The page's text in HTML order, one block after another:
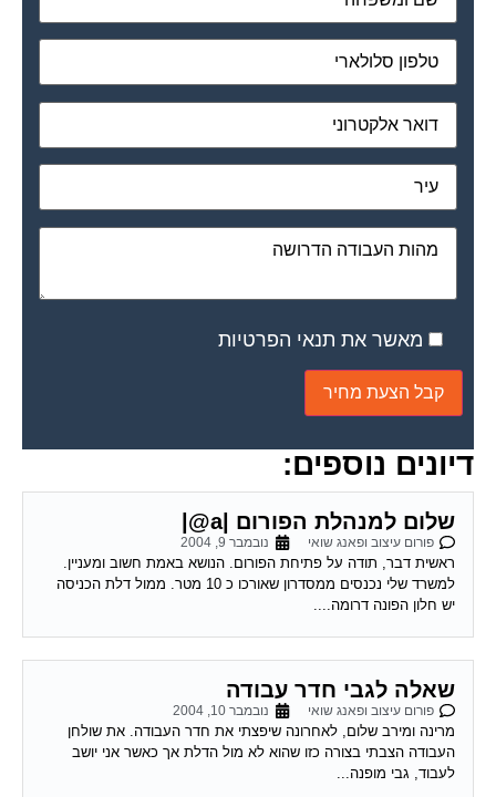
מאשר את תנאי הפרטיות
דיונים נוספים:
שלום למנהלת הפורום |a@|
פורום עיצוב ופאנג שואי נובמבר 9, 2004
ראשית דבר, תודה על פתיחת הפורום. הנושא באמת חשוב ומעניין.
למשרד שלי נכנסים ממסדרון שאורכו כ 10 מטר. ממול דלת הכניסה
יש חלון הפונה דרומה....
שאלה לגבי חדר עבודה
פורום עיצוב ופאנג שואי נובמבר 10, 2004
מרינה ומירב שלום, לאחרונה שיפצתי את חדר העבודה. את שולחן
העבודה הצבתי בצורה כזו שהוא לא מול הדלת אך כאשר אני יושב
לעבוד, גבי מופנה...